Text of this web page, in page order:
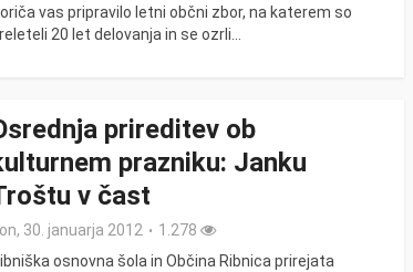
vas pripravilo letni občni zbor, na katerem so
20 let delovanja in se ozrli...
prireditev ob
prazniku: Janku
v čast
30. januarja 2012
1.278
osnovna šola in Občina Ribnica prirejata